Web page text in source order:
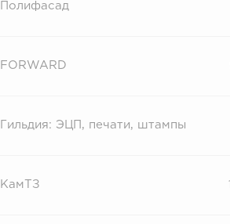
Полифасад
FORWARD
Гильдия: ЭЦП, печати, штампы
КамТЗ